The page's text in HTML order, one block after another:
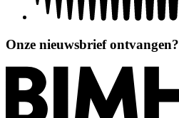
Onze nieuwsbrief ontvangen?